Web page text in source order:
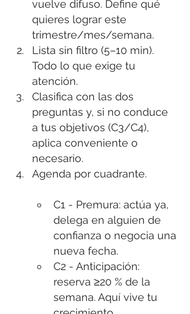
vuelve difuso. Define qué
quieres lograr este
trimestre/mes/semana.
Lista sin filtro (5–10 min).
Todo lo que exige tu
atención.
Clasifica con las dos
preguntas y, si no conduce
a tus objetivos (C3/C4),
aplica conveniente o
necesario.
Agenda por cuadrante.
C1 - Premura: actúa ya,
delega en alguien de
confianza o negocia una
nueva fecha.
C2 - Anticipación:
reserva ≥20 % de la
semana. Aquí vive tu